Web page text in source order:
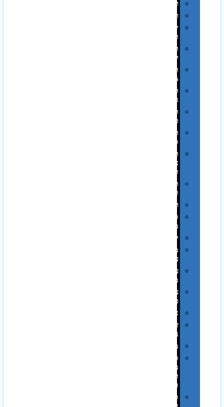
רטרו
רכב
שעונים
ומסגרות
תיקים
לכנסים
תיקי
Swiss
תיקי
תיקי
טיולים
תיקי
ספורט
תיקי
ומכתביות
תערוכות
וכנסים
רמקולים
סוכריות
ממותגות
יודאיקה
מארזי
עטים
עטי
מתכת
עטי
פלסטיק
אוזניות
זכרונות
ניידים
מפצלים
סביבת
מחשב
וציוד
היקפי
סוללות